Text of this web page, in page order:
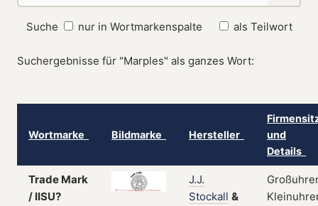
Suche nur in Wortmarkenspalte als Teilwort
Suchergebnisse für "Marples" als ganzes Wort:
Wortmarke Bildmarke Hersteller
und
Details
Trade Mark
/ IISU?
J.J.
Stockall &